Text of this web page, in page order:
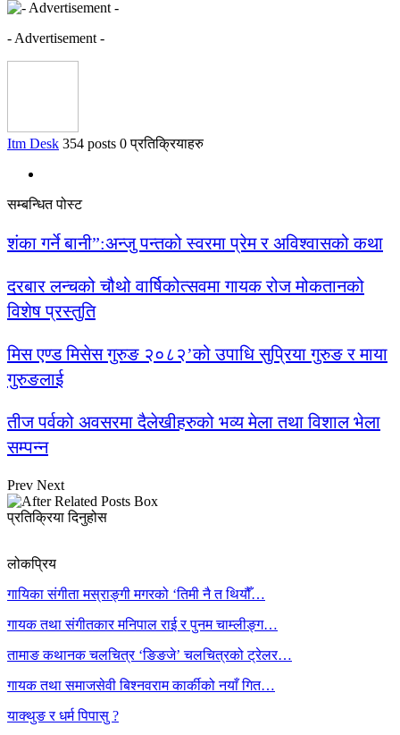
- Advertisement -
Itm Desk 354 posts 0 प्रतिक्रियाहरु
सम्बन्धित पोस्ट
शंका गर्ने बानी”:अन्जु पन्तको स्वरमा प्रेम र अविश्वासको कथा
दरबार लन्चको चौथो वार्षिकोत्सवमा गायक रोज मोकतानको
विशेष प्रस्तुति
मिस एण्ड मिसेस गुरुङ २०८२’को उपाधि सुप्रिया गुरुङ र माया
गुरुङलाई
तीज पर्वको अवसरमा दैलेखीहरुको भव्य मेला तथा विशाल भेला
सम्पन्न
Prev Next
प्रतिक्रिया दिनुहोस
लोकप्रिय
गायिका संगीता मस्राङ्गी मगरको ‘तिमी नै त थियौँ…
गायक तथा संगीतकार मनिपाल राई र पुनम चाम्लीङ्ग…
तामाङ कथानक चलचित्र ‘ङिङजे’ चलचित्रको ट्रेलर…
गायक तथा समाजसेवी बिश्नवराम कार्कीको नयाँ गित…
याक्थुङ र धर्म पिपासु ?